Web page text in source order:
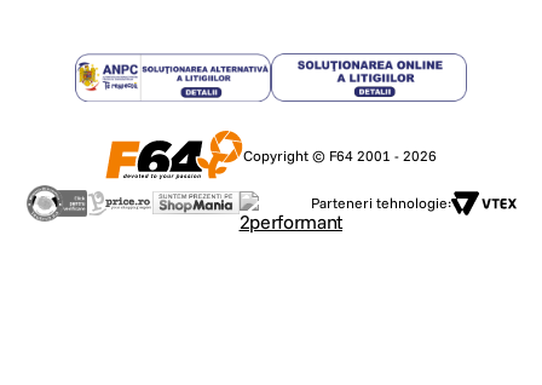
Copyright © F64 2001 - 2026
Parteneri tehnologie: